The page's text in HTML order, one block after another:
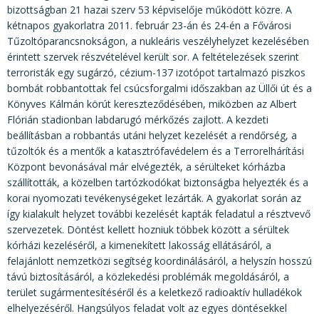
bizottságban 21 hazai szerv 53 képviselője működött közre. A
kétnapos gyakorlatra 2011. február 23-án és 24-én a Fővárosi
Tűzoltóparancsnokságon, a nukleáris veszélyhelyzet kezelésében
érintett szervek részvételével került sor. A feltételezések szerint
terroristák egy sugárzó, cézium-137 izotópot tartalmazó piszkos
bombát robbantottak fel csúcsforgalmi időszakban az Üllői út és a
Könyves Kálmán körút kereszteződésében, miközben az Albert
Flórián stadionban labdarugó mérkőzés zajlott. A kezdeti
beállításban a robbantás utáni helyzet kezelését a rendőrség, a
tűzoltók és a mentők a katasztrófavédelem és a Terrorelhárítási
Központ bevonásával már elvégezték, a sérülteket kórházba
szállították, a közelben tartózkodókat biztonságba helyezték és a
korai nyomozati tevékenységeket lezárták. A gyakorlat során az
így kialakult helyzet további kezelését kapták feladatul a résztvevő
szervezetek. Döntést kellett hozniuk többek között a sérültek
kórházi kezeléséről, a kimenekített lakosság ellátásáról, a
felajánlott nemzetközi segítség koordinálásáról, a helyszín hosszú
távú biztosításáról, a közlekedési problémák megoldásáról, a
terület sugármentesítéséről és a keletkező radioaktív hulladékok
elhelyezéséről. Hangsúlyos feladat volt az egyes döntésekkel